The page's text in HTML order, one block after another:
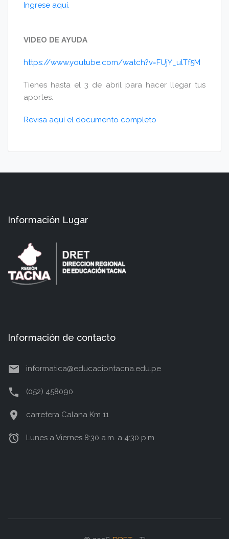
Ingrese aquí.
VIDEO DE AYUDA
https://www.youtube.com/watch?v=FUjY_ulTf5M
Tienes hasta el 3 de abril para hacer llegar tus
aportes.
Revisa aquí el documento completo
Información Lugar
Información de contacto
email informatica@educaciontacna.edu.pe
phone (052) 458090
location_on carretera Calana Km 11
access_alarm Lunes a Viernes 8:30 a.m. a 4:30 p.m